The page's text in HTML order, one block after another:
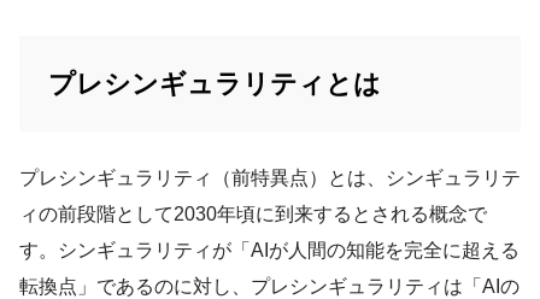
プレシンギュラリティとは
プレシンギュラリティ（前特異点）とは、シンギュラリテ
ィの前段階として2030年頃に到来するとされる概念で
す。シンギュラリティが「AIが人間の知能を完全に超える
転換点」であるのに対し、プレシンギュラリティは「AIの